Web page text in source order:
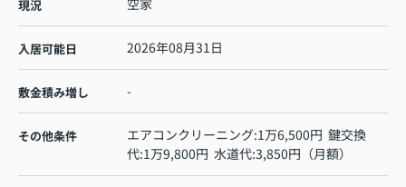
現況 空家
入居可能日 2026年08月31日
敷金積み増し -
その他条件
エアコンクリーニング:1万6,500円 鍵交換
代:1万9,800円 水道代:3,850円（月額）